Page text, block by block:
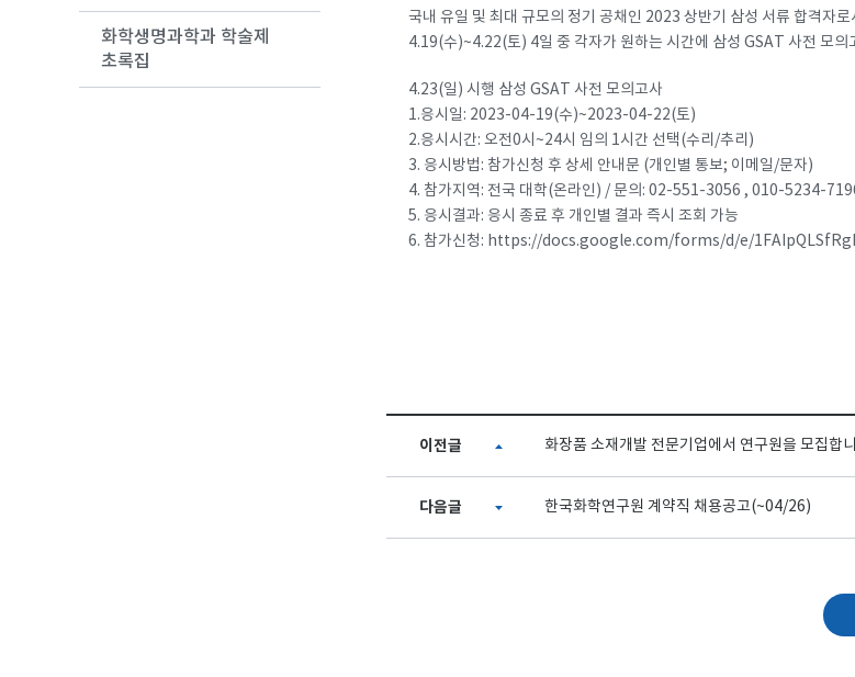
국내 유일 및 최대 규모의 정기 공채인 2023 상반기 삼성 서류 합격자
4.19(수)~4.22(토) 4일 중 각자가 원하는 시간에 삼성 GSAT 사전 모
4.23(일) 시행 삼성 GSAT 사전 모의고사
1.응시일: 2023-04-19(수)~2023-04-22(토)
2.응시시간: 오전0시~24시 임의 1시간 선택(수리/추리)
3. 응시방법: 참가신청 후 상세 안내문 (개인별 통보; 이메일/문자)
4. 참가지역: 전국 대학(온라인) / 문의: 02-551-3056 , 010-5234-
5. 응시결과: 응시 종료 후 개인별 결과 즉시 조회 가능
6. 참가신청: https://docs.google.com/forms/d/e/
이전글 화장품 소재개발 전문기업에서 연구원을 모집합
다음글 한국화학연구원 계약직 채용공고(~04/26)
화학생명과학과 학술제
초록집